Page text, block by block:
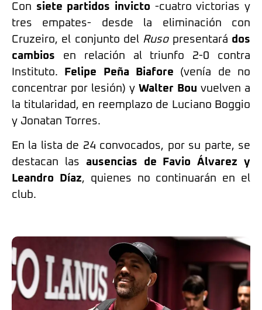
Con siete partidos invicto -cuatro victorias y
tres empates- desde la eliminación con
Cruzeiro, el conjunto del Rusopresentará dos
cambios en relación al triunfo 2-0 contra
Instituto.
Felipe Peña Biafore (venía de no
concentrar por lesión) y Walter Bou vuelven a
la titularidad, en reemplazo de Luciano Boggio
y Jonatan Torres.
En la lista de 24 convocados, por su parte, se
destacan las ausencias de Favio Álvarez y
Leandro Díaz, quienes no continuarán en el
club.